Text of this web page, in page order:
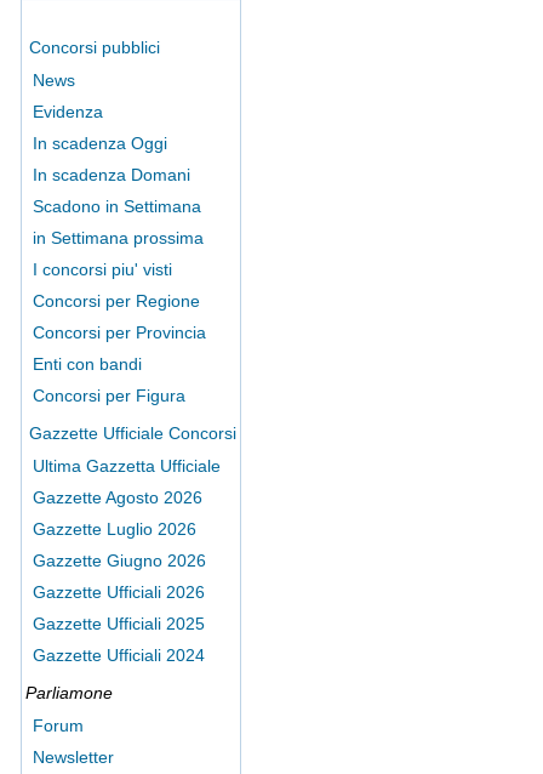
Concorsi pubblici
News
Evidenza
In scadenza Oggi
In scadenza Domani
Scadono in Settimana
in Settimana prossima
I concorsi piu' visti
Concorsi per Regione
Concorsi per Provincia
Enti con bandi
Concorsi per Figura
Gazzette Ufficiale Concorsi
Ultima Gazzetta Ufficiale
Gazzette Agosto 2026
Gazzette Luglio 2026
Gazzette Giugno 2026
Gazzette Ufficiali 2026
Gazzette Ufficiali 2025
Gazzette Ufficiali 2024
Parliamone
Forum
Newsletter